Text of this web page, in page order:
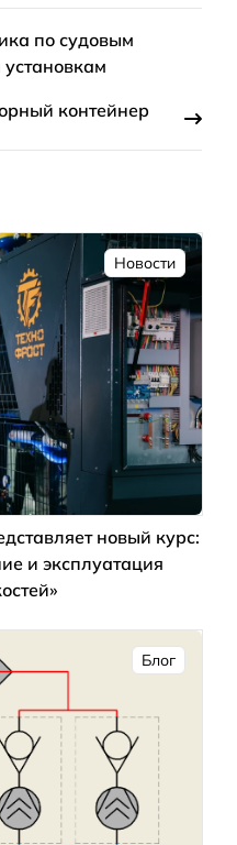
по судовым
контейнер
Новости
новый курс:
и эксплуатация
Блог